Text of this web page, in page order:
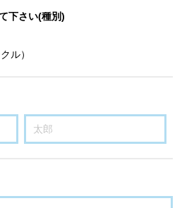
下さい(種別)
ル）